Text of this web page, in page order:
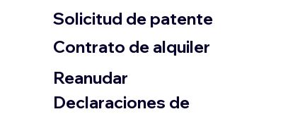
​Solicitud de patente
Contrato de alquiler
​Reanudar
Declaraciones de